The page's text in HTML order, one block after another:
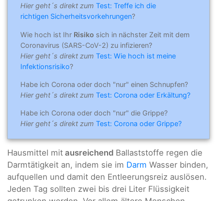
Hier geht´s direkt zum Test: Treffe ich die
richtigen Sicherheitsvorkehrungen?
Wie hoch ist Ihr Risiko sich in nächster Zeit mit dem
Coronavirus (SARS-CoV-2) zu infizieren?
Hier geht´s direkt zum Test: Wie hoch ist meine
Infektionsrisiko?
Habe ich Corona oder doch "nur" einen Schnupfen?
Hier geht´s direkt zum Test: Corona oder Erkältung?
Habe ich Corona oder doch "nur" die Grippe?
Hier geht´s direkt zum Test: Corona oder Grippe?
Hausmittel mit ausreichend Ballaststoffe regen die
Darmtätigkeit an, indem sie im Darm Wasser binden,
aufquellen und damit den Entleerungsreiz auslösen.
Jeden Tag sollten zwei bis drei Liter Flüssigkeit